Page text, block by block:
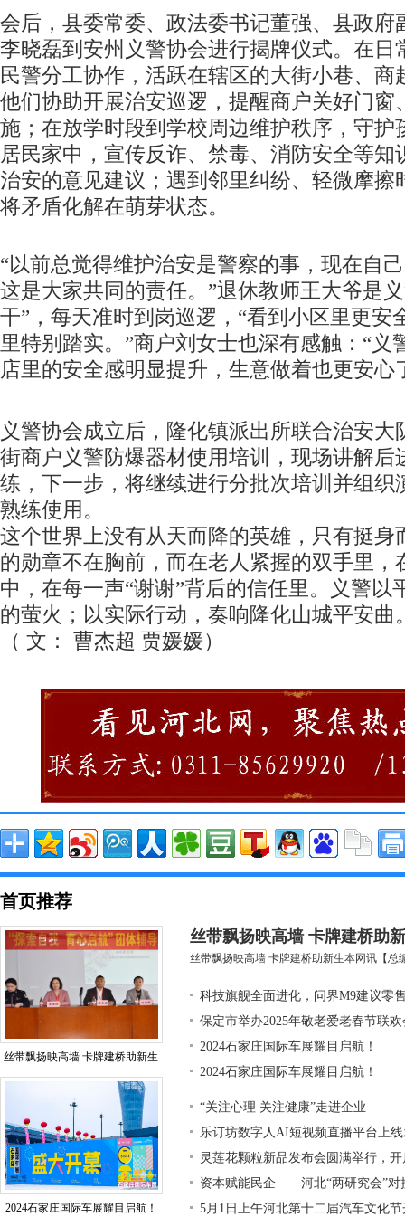
会后，县委常委、政法委书记董强、县政府
李晓磊到安州义警协会进行揭牌仪式。在日
民警分工协作，活跃在辖区的大街小巷、商
他们协助开展治安巡逻，提醒商户关好门窗
施；在放学时段到学校周边维护秩序，守护
居民家中，宣传反诈、禁毒、消防安全等知
治安的意见建议；遇到邻里纠纷、轻微摩擦
将矛盾化解在萌芽状态。
“以前总觉得维护治安是警察的事，现在自
这是大家共同的责任。”退休教师王大爷是
干”，每天准时到岗巡逻，“看到小区里更安
里特别踏实。”商户刘女士也深有感触：“义
店里的安全感明显提升，生意做着也更安心
义警协会成立后，隆化镇派出所联合治安大
街商户义警防爆器材使用培训，现场讲解后
练，下一步，将继续进行分批次培训并组织
熟练使用。
这个世界上没有从天而降的英雄，只有挺身
的勋章不在胸前，而在老人紧握的双手里，
中，在每一声“谢谢”背后的信任里。义警以
的萤火；以实际行动，奏响隆化山城平安曲
（ 文： 曹杰超 贾媛媛）
首页推荐
丝带飘扬映高墙 卡牌建桥助新生
2024石家庄国际车展耀目启航！
丝带飘扬映高墙 卡牌建桥助
丝带飘扬映高墙 卡牌建桥助新生本网讯【总
科技旗舰全面进化，问界M9建议零
保定市举办2025年敬老爱老春节联欢
2024石家庄国际车展耀目启航！
2024石家庄国际车展耀目启航！
“关注心理 关注健康”走进企业
乐订坊数字人AI短视频直播平台上
灵莲花颗粒新品发布会圆满举行，
资本赋能民企——河北“两研究会”对
5月1日上午河北第十二届汽车文化节